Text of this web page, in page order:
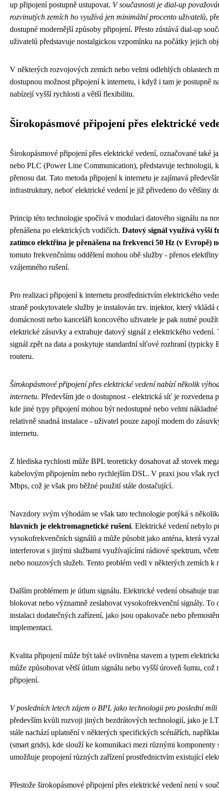
up připojení postupně ustupovat. V současnosti je dial-up
rozvinutých zemích ho využívá jen minimální procento uživatelů,
dostupné modernější způsoby připojení. Přesto zůstává dial-up
uživatelů představuje nostalgickou vzpomínku na počátky jejich
V některých rozvojových zemích nebo velmi odlehlých oblastech
dostupnou možnost připojení k internetu, i když i tam je postupně
nabízejí vyšší rychlosti a větší flexibilitu.
Širokopásmové připojení přes elektrické
Širokopásmové připojení přes elektrické vedení, označované také
nebo PLC (Power Line Communication), představuje technologii,
přenosu dat. Tato metoda připojení k internetu je zajímavá
infrastruktury, neboť elektrické vedení je již přivedeno do většiny
Princip této technologie spočívá v modulaci datového signálu na
přenášena po elektrických vodičích. Datový signál využívá vyšší
zatímco elektřina je přenášena na frekvenci 50 Hz (v Evropě)
tomuto frekvenčnímu oddělení mohou obě služby - přenos
vzájemného rušení.
Pro realizaci připojení k internetu prostřednictvím elektrického
straně poskytovatele služby je instalován tzv. injektor, který
domácnosti nebo kanceláři koncového uživatele je pak nutné
elektrické zásuvky a extrahuje datový signál z elektrického
signál zpět na data a poskytuje standardní síťové rozhraní (typicky
routeru.
Širokopásmové připojení přes elektrické vedení nabízí několik
internetu. Především jde o dostupnost - elektrická síť je rozvedena
kde jiné typy připojení mohou být nedostupné nebo velmi
relativně snadná instalace - uživatel pouze zapojí modem do
internetu.
Z hlediska rychlosti může BPL teoreticky dosahovat až stovek
kabelovým připojením nebo rychlejším DSL. V praxi jsou však
Mbps, což je však pro běžné použití stále dostačující.
Navzdory svým výhodám se však tato technologie potýká s
hlavních je elektromagnetické rušení. Elektrické vedení nebylo
vysokofrekvenčních signálů a může působit jako anténa, která
interferovat s jinými službami využívajícími rádiové spektrum,
nebo nouzových služeb. Tento problém vedl v některých zemích k
Dalším problémem je útlum signálu. Elektrické vedení obsahuje
blokovat nebo významně zeslabovat vysokofrekvenční signály. To
instalaci dodatečných zařízení, jako jsou opakovače nebo
implementaci.
Kvalita připojení může být také ovlivněna stavem a typem
může způsobovat větší útlum signálu nebo vyšší úroveň šumu,
připojení.
V posledních letech zájem o BPL jako technologii pro poslední
především kvůli rozvoji jiných bezdrátových technologií, jako je
stále nachází uplatnění v některých specifických scénářích,
(smart grids), kde slouží ke komunikaci mezi různými komponenty
umožňuje propojení různých zařízení prostřednictvím existující
Přestože širokopásmové připojení přes elektrické vedení není v